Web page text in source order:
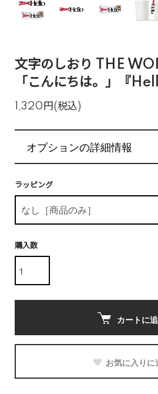
文字のしおり THE
「こんにちは。」『
1,320円(税込)
オプションの詳細情報
ラッピング
購入数
カートに
お気に入りに